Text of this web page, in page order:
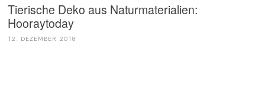
Tierische Deko aus Naturmaterialien:
Hooraytoday
12. DEZEMBER 2018